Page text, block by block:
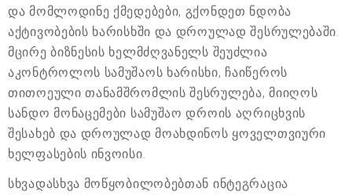
და მომლოდინე ქმედებები, გქონდეთ ნდობა
აქტივობების ხარისხში და დროულად შესრულებაში.
მცირე ბიზნესის ხელმძღვანელს შეუძლია
აკონტროლოს სამუშაოს ხარისხი, ჩაიწეროს
თითოეული თანამშრომლის შესრულება, მიიღოს
სანდო მონაცემები სამუშაო დროის აღრიცხვის
შესახებ და დროულად მოახდინოს ყოველთვიური
ხელფასების ინვოისი.
სხვადასხვა მოწყობილობებთან ინტეგრაცია